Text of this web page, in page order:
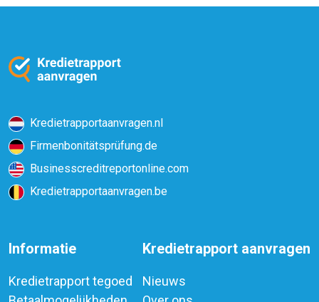
Kredietrapportaanvragen.nl
Firmenbonitätsprüfung.de
Businesscreditreportonline.com
Kredietrapportaanvragen.be
Informatie
Kredietrapport tegoed
Kredietrapport aanvragen
Nieuws